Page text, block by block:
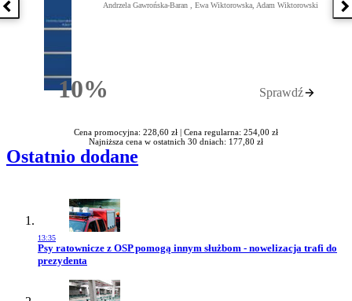
Poprzednia książka
10%Rabatu
Andrzela Gawrońska-Baran , Ewa Wiktorowska, Adam Wiktorowski
Sprawdź
Cena promocyjna: 228,60 zł | Cena regularna: 254,00 zł
Najniższa cena w ostatnich 30 dniach: 177,80 zł
Ostatnio dodane
13:35
Przejdź do artykułu:
Psy ratownicze z OSP pomogą innym służbom - nowelizacja trafi do
prezydenta